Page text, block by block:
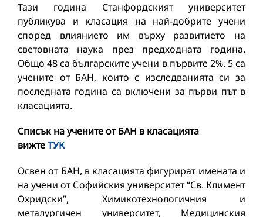
Тази година Станфордският университет
публикува и класация на най-добрите учени
според влиянието им върху развитието на
световната наука през предходната година.
Общо 48 са българските учени в първите 2%. 5 са
учените от БАН, които с изследванията си за
последната година са включени за първи път в
класацията.
Списък на учените от БАН в класацията
вижтеТУК
Освен от БАН, в класацията фигурират имената и
на учени от Софийския университет “Св. Климент
Охридски”, Химикотехнологичния и
металургичен университет, Медицинския